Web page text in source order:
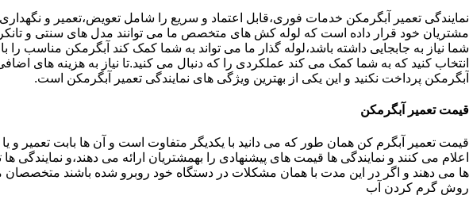
نمایندگی تعمیر آبگرمکن خدمات فوری،قابل اعتماد و سریع را شامل تعویض،تعمیر و
مشتریان خود قرار داده است که لوله کش های متخصص ما می توانند مدل های سنتی و
شما نیاز به جابجایی داشته باشد،لوله گذار ما می تواند به شما کمک کند آبگرمکن مناسب
انتخاب کنید که به شما کمک می کند عملکردی را که دنبال می کنید.تا نیاز به هزینه های
آبگرمکن پرداخت نکنید و این یکی از بهترین ویژگی های نمایندگی تعمیر آبگرمکن است.
قیمت تعمیر آبگرمکن
قیمت تعمیر آبگرم کن همان طور که می دانید با یکدیگر متفاوت است و آن ها بابت تعمیر
اعلام می کنند و نمایندگی ها قیمت های پیشنهادی را بهمشتریان ارائه می دهند،و
ها می دهند و اگر در این مدت با همان مشکلات در دستگاه خود روبرو شده باشند متخصصان
روش گرم کردن آب